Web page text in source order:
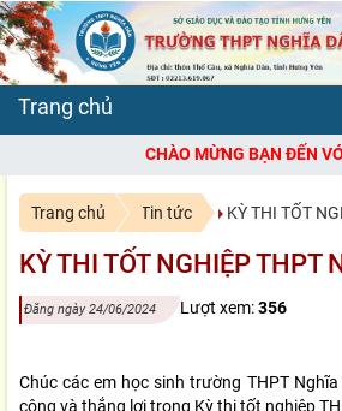
CHÀO MỪNG BẠN ĐẾN VỚI CỔNG
Trang chủ Tin tức KỲ THI TỐT
KỲ THI TỐT NGHIỆP THPT
Đăng ngày 24/06/2024 Lượt xem:356
Chúc các em học sinh trường THPT
công và thắng lợi trong Kỳ thi tốt nghiệp